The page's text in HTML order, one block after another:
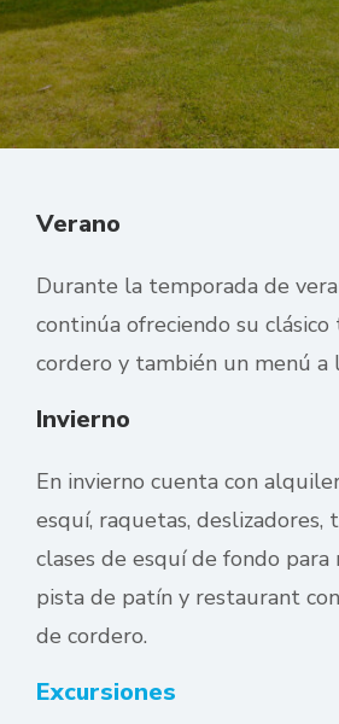
Verano
Durante la temporada de
continúa ofreciendo su
cordero y también un menú a
Invierno
En invierno cuenta con
esquí, raquetas, deslizadores,
clases de esquí de fondo para
pista de patín y restaurant
de cordero.
Excursiones